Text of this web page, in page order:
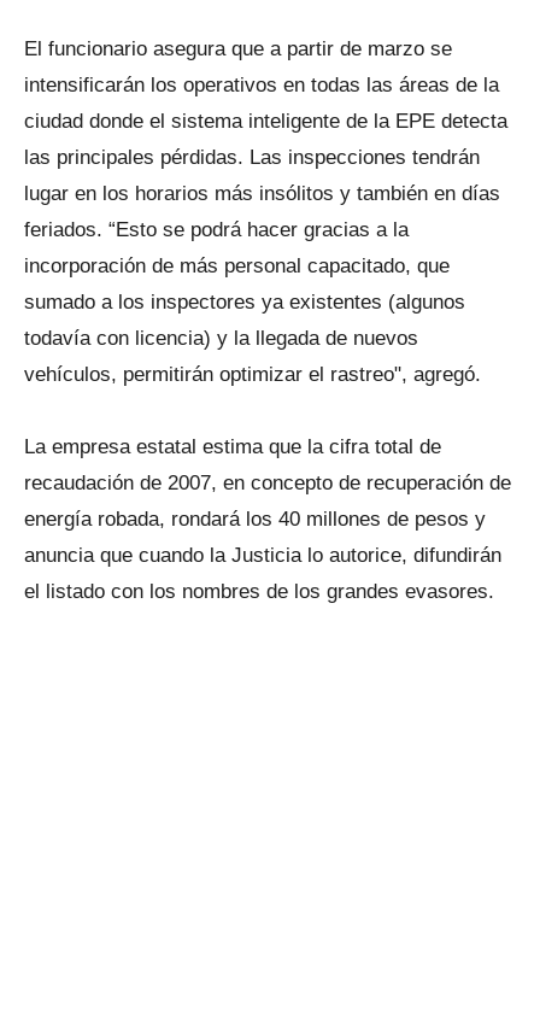
El funcionario asegura que a partir de marzo se
intensificarán los operativos en todas las áreas de la
ciudad donde el sistema inteligente de la EPE detecta
las principales pérdidas. Las inspecciones tendrán
lugar en los horarios más insólitos y también en días
feriados. “Esto se podrá hacer gracias a la
incorporación de más personal capacitado, que
sumado a los inspectores ya existentes (algunos
todavía con licencia) y la llegada de nuevos
vehículos, permitirán optimizar el rastreo", agregó.
La empresa estatal estima que la cifra total de
recaudación de 2007, en concepto de recuperación de
energía robada, rondará los 40 millones de pesos y
anuncia que cuando la Justicia lo autorice, difundirán
el listado con los nombres de los grandes evasores.